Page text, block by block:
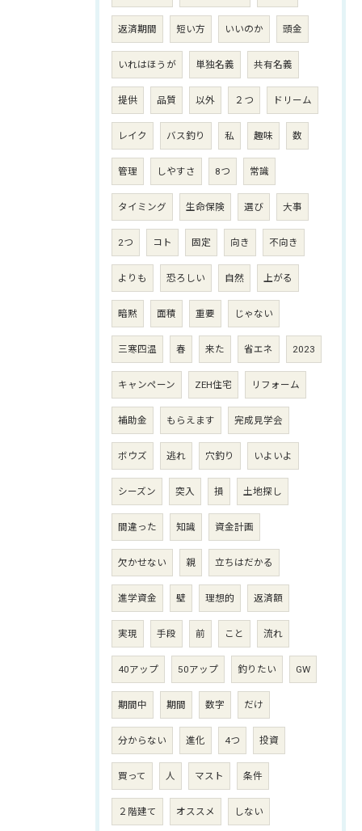
返済期間 短い方 いいのか 頭金
いれはほうが 単独名義 共有名義
提供 品質 以外 ２つ ドリーム
レイク バス釣り 私 趣味 数
管理 しやすさ 8つ 常識
タイミング 生命保険 選び 大事
2つ コト 固定 向き 不向き
よりも 恐ろしい 自然 上がる
暗黙 面積 重要 じゃない
三寒四温 春 来た 省エネ 2023
キャンペーン ZEH住宅 リフォーム
補助金 もらえます 完成見学会
ボウズ 逃れ 穴釣り いよいよ
シーズン 突入 損 土地探し
間違った 知識 資金計画
欠かせない 親 立ちはだかる
進学資金 壁 理想的 返済額
実現 手段 前 こと 流れ
40アップ 50アップ 釣りたい GW
期間中 期間 数字 だけ
分からない 進化 4つ 投資
買って 人 マスト 条件
２階建て オススメ しない